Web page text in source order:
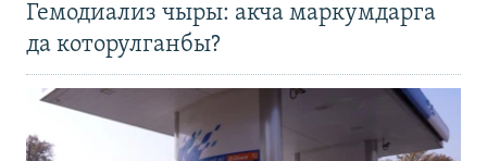
Гемодиализ чыры: акча маркумдарга
да которулганбы?